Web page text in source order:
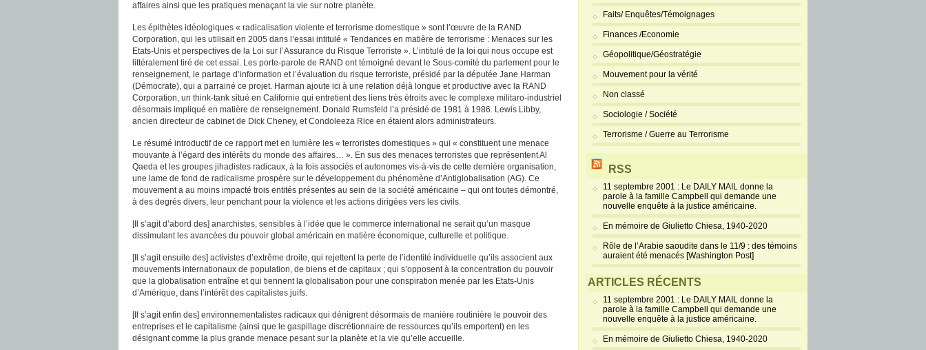
affaires ainsi que les pratiques menaçant la vie sur notre planète.
Les épithètes idéologiques « radicalisation violente et terrorisme domestique » sont l’œuvre de la RAND
Corporation, qui les utilisait en 2005 dans l’essai intitulé « Tendances en matière de terrorisme : Menaces sur les
Etats-Unis et perspectives de la Loi sur l’Assurance du Risque Terroriste ». L’intitulé de la loi qui nous occupe est
littéralement tiré de cet essai. Les porte-parole de RAND ont témoigné devant le Sous-comité du parlement pour le
renseignement, le partage d’information et l’évaluation du risque terroriste, présidé par la députée Jane Harman
(Démocrate), qui a parrainé ce projet. Harman ajoute ici à une relation déjà longue et productive avec la RAND
Corporation, un think-tank situé en Californie qui entretient des liens très étroits avec le complexe militaro-industriel
désormais impliqué en matière de renseignement. Donald Rumsfeld l’a présidé de 1981 à 1986. Lewis Libby,
ancien directeur de cabinet de Dick Cheney, et Condoleeza Rice en étaient alors administrateurs.
Le résumé introductif de ce rapport met en lumière les « terroristes domestiques » qui « constituent une menace
mouvante à l’égard des intérêts du monde des affaires… ». En sus des menaces terroristes que représentent Al
Qaeda et les groupes jihadistes radicaux, à la fois associés et autonomes vis-à-vis de cette dernière organisation,
une lame de fond de radicalisme prospère sur le développement du phénomène d’Antiglobalisation (AG). Ce
mouvement a au moins impacté trois entités présentes au sein de la société américaine – qui ont toutes démontré,
à des degrés divers, leur penchant pour la violence et les actions dirigées vers les civils.
[Il s’agit d’abord des] anarchistes, sensibles à l’idée que le commerce international ne serait qu’un masque
dissimulant les avancées du pouvoir global américain en matière économique, culturelle et politique.
[Il s’agit ensuite des] activistes d’extrême droite, qui rejettent la perte de l’identité individuelle qu’ils associent aux
mouvements internationaux de population, de biens et de capitaux ; qui s’opposent à la concentration du pouvoir
que la globalisation entraîne et qui tiennent la globalisation pour une conspiration menée par les Etats-Unis
d’Amérique, dans l’intérêt des capitalistes juifs.
[Il s’agit enfin des] environnementalistes radicaux qui dénigrent désormais de manière routinière le pouvoir des
entreprises et le capitalisme (ainsi que le gaspillage discrétionnaire de ressources qu’ils emportent) en les
désignant comme la plus grande menace pesant sur la planète et la vie qu’elle accueille.
Faits/ Enquêtes/Témoignages
Finances /Economie
Géopolitique/Géostratégie
Mouvement pour la vérité
Non classé
Sociologie / Société
Terrorisme / Guerre au Terrorisme
RSS
11 septembre 2001 : Le DAILY MAIL donne la
parole à la famille Campbell qui demande une
nouvelle enquête à la justice américaine.
En mémoire de Giulietto Chiesa, 1940-2020
Rôle de l’Arabie saoudite dans le 11/9 : des témoins
auraient été menacés [Washington Post]
ARTICLES RÉCENTS
11 septembre 2001 : Le DAILY MAIL donne la
parole à la famille Campbell qui demande une
nouvelle enquête à la justice américaine.
En mémoire de Giulietto Chiesa, 1940-2020